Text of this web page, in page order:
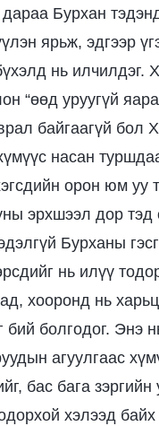
Бурхан
ярьж, эдгээр
нь илчилдэг.
“өөд уруугүй
байгаагүй
насан
орон юм уу
эрхшээл дор
Бурханы
нь илүү
хооронд нь
бий болгодог. Энэ
агуулгаас
бас бага
хэлээд